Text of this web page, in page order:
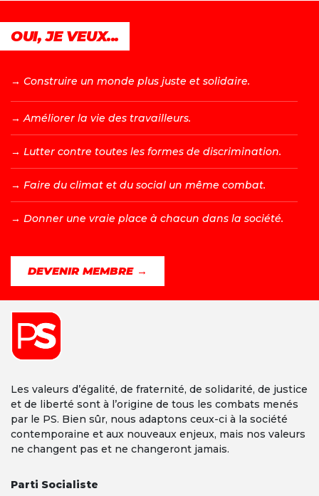
Les valeurs d’égalité, de fraternité, de solidarité, de justice
et de liberté sont à l’origine de tous les combats menés
par le PS. Bien sûr, nous adaptons ceux-ci à la société
contemporaine et aux nouveaux enjeux, mais nos valeurs
ne changent pas et ne changeront jamais.
Parti Socialiste
OUI, JE VEUX...
→ Construire un monde plus juste et solidaire.
→ Améliorer la vie des travailleurs.
→ Lutter contre toutes les formes de discrimination.
→ Faire du climat et du social un même combat.
→ Donner une vraie place à chacun dans la société.
DEVENIR MEMBRE →